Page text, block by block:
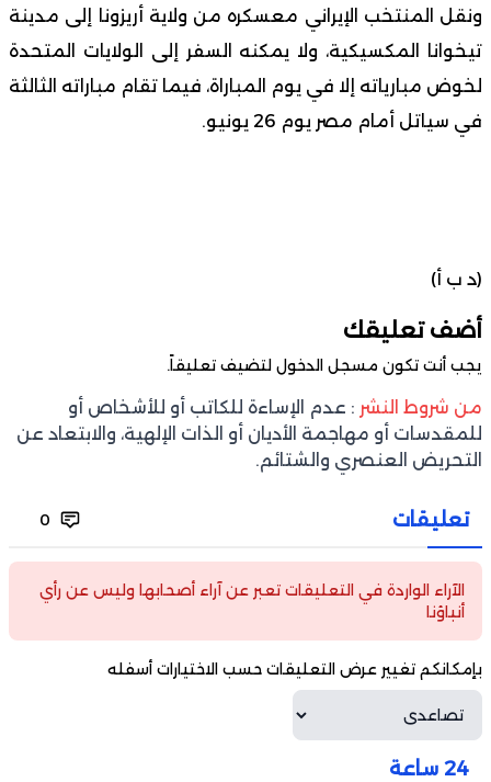
ونقل المنتخب الإيراني معسكره من ولاية أريزونا إلى مدينة
تيخوانا المكسيكية، ولا يمكنه السفر إلى الولايات المتحدة
لخوض مبارياته إلا في يوم المباراة، فيما تقام مباراته الثالثة
في سياتل أمام مصر يوم 26 يونيو.
(د ب أ)
أضف تعليقك
يجب أنت تكون مسجل الدخول لتضيف تعليقاً.
من شروط النشر : عدم الإساءة للكاتب أو للأشخاص أو
للمقدسات أو مهاجمة الأديان أو الذات الإلهية، والابتعاد عن
التحريض العنصري والشتائم.
تعليقات 0
الآراء الواردة في التعليقات تعبر عن آراء أصحابها وليس عن رأي
أنباؤنا
بإمكانكم تغيير عرض التعليقات حسب الاختيارات أسفله
24 ساعة